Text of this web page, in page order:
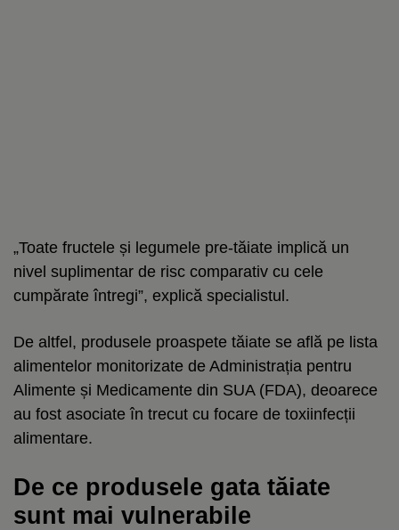
„Toate fructele și legumele pre-tăiate implică un
nivel suplimentar de risc comparativ cu cele
cumpărate întregi”, explică specialistul.
De altfel, produsele proaspete tăiate se află pe lista
alimentelor monitorizate de Administrația pentru
Alimente și Medicamente din SUA (FDA), deoarece
au fost asociate în trecut cu focare de toxiinfecții
alimentare.
De ce produsele gata tăiate
sunt mai vulnerabile